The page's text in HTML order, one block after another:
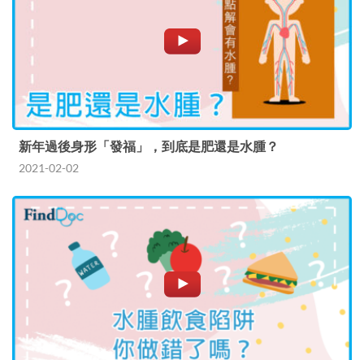
新年過後身形「發福」，到底是肥還是水腫？
2021-02-02